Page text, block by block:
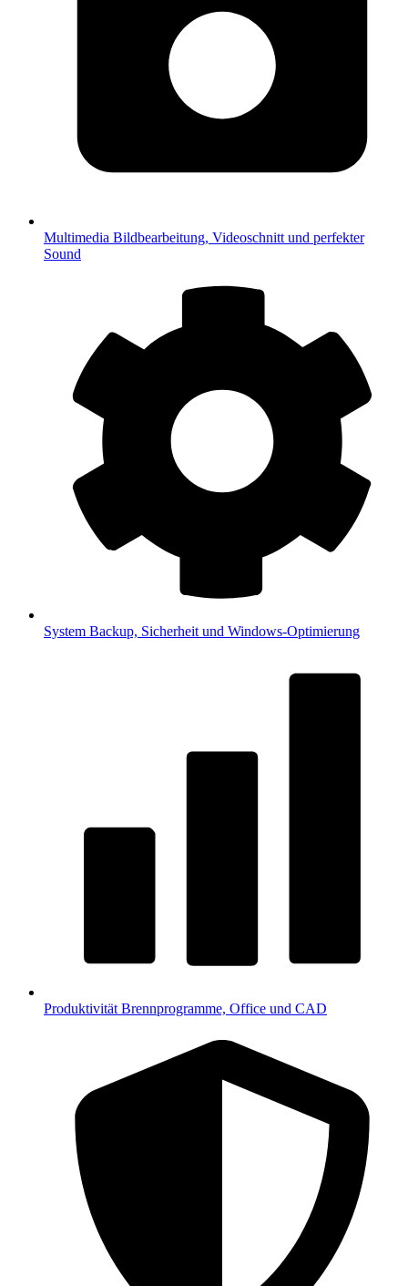
Multimedia Bildbearbeitung, Videoschnitt und perfekter
Sound
System Backup, Sicherheit und Windows-Optimierung
Produktivität Brennprogramme, Office und CAD